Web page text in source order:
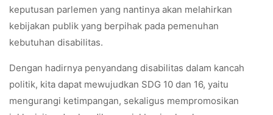
keputusan parlemen yang nantinya akan melahirkan
kebijakan publik yang berpihak pada pemenuhan
kebutuhan disabilitas.
Dengan hadirnya penyandang disabilitas dalam kancah
politik, kita dapat mewujudkan SDG 10 dan 16, yaitu
mengurangi ketimpangan, sekaligus mempromosikan